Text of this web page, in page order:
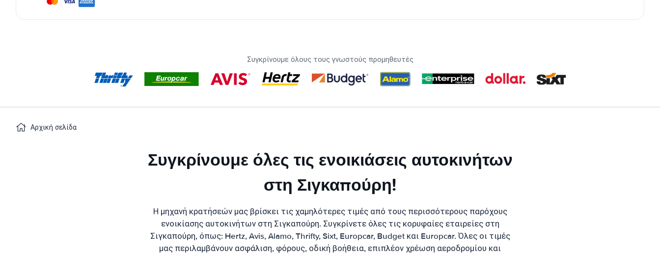
Συγκρίνουμε όλους τους γνωστούς προμηθευτές
Αρχική σελίδα
Συγκρίνουμε όλες τις ενοικιάσεις αυτοκινήτων
στη Σιγκαπούρη!
Η μηχανή κρατήσεών μας βρίσκει τις χαμηλότερες τιμές από τους περισσότερους παρόχους
ενοικίασης αυτοκινήτων στη Σιγκαπούρη. Συγκρίνετε όλες τις κορυφαίες εταιρείες στη
Σιγκαπούρη, όπως: Hertz, Avis, Alamo, Thrifty, Sixt, Europcar, Budget και Europcar. Όλες οι τιμές
μας περιλαμβάνουν ασφάλιση, φόρους, οδική βοήθεια, επιπλέον χρέωση αεροδρομίου και